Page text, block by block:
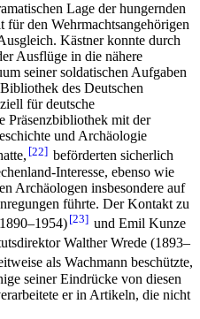
Lage der hungernden
den Wehrmachtsangehörigen
Kästner konnte durch
Ausflüge in die nähere
seiner soldatischen Aufgaben
des Deutschen
für deutsche
Präsenzbibliothek mit der
und Archäologie
22
beförderten sicherlich
Interesse, ebenso wie
Archäologen insbesondere auf
führte. Der Kontakt zu
23
und Emil Kunze
Walther Wrede (1893–
als Wachmann beschützte,
seiner Eindrücke von diesen
er in Artikeln, die nicht